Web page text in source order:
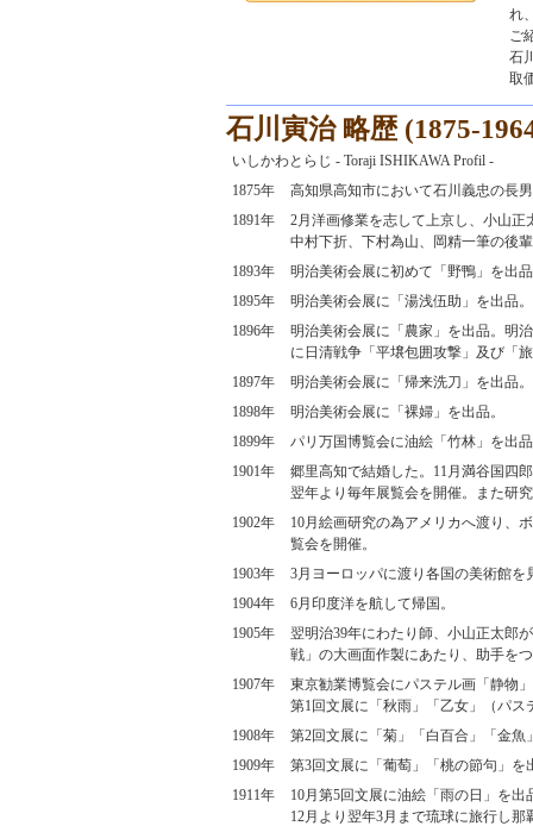
れ
ご
石
取
石川寅治 略歴 (1875-
いしかわとらじ - Toraji ISHIKAWA Profil -
1875年
高知県高知市において石川義忠の長
1891年
2月洋画修業を志して上京し、小山正
中村下折、下村為山、岡精一筆の後
1893年
明治美術会展に初めて「野鴨」を出
1895年
明治美術会展に「湯浅伍助」を出品。
1896年
明治美術会展に「農家」を出品。明
に日清戦争「平壌包囲攻撃」及び「
1897年
明治美術会展に「帰来洗刀」を出品。
1898年
明治美術会展に「裸婦」を出品。
1899年
パリ万国博覧会に油絵「竹林」を出
1901年
郷里高知で結婚した。11月満谷国四
翌年より毎年展覧会を開催。また研
1902年
10月絵画研究の為アメリカへ渡り、
覧会を開催。
1903年
3月ヨーロッパに渡り各国の美術館を
1904年
6月印度洋を航して帰国。
1905年
翌明治39年にわたり師、小山正太郎
戦」の大画面作製にあたり、助手を
1907年
東京勧業博覧会にパステル画「静物
第1回文展に「秋雨」「乙女」（パス
1908年
第2回文展に「菊」「白百合」「金魚
1909年
第3回文展に「葡萄」「桃の節句」を
1911年
10月第5回文展に油絵「雨の日」を出
12月より翌年3月まで琉球に旅行し